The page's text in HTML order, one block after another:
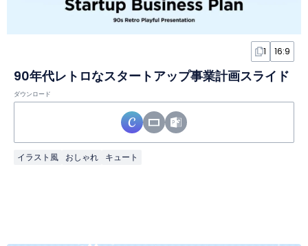
1 16:9
90年代レトロなスタートアップ事業計画スライド
ダウンロード
イラスト風 おしゃれ キュート